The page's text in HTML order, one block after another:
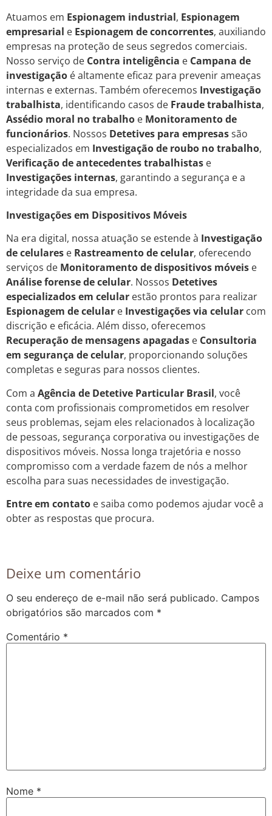
Atuamos em Espionagem industrial, Espionagem
empresarial e Espionagem de concorrentes, auxiliando
empresas na proteção de seus segredos comerciais.
Nosso serviço de Contra inteligência e Campana de
investigação é altamente eficaz para prevenir ameaças
internas e externas. Também oferecemos Investigação
trabalhista, identificando casos de Fraude trabalhista,
Assédio moral no trabalho e Monitoramento de
funcionários. Nossos Detetives para empresassão
especializados em Investigação de roubo no trabalho,
Verificação de antecedentes trabalhistas e
Investigações internas, garantindo a segurança e a
integridade da sua empresa.
Investigações em Dispositivos Móveis
Na era digital, nossa atuação se estende à Investigação
de celulares e Rastreamento de celular, oferecendo
serviços de Monitoramento de dispositivos móveis e
Análise forense de celular. Nossos Detetives
especializados em celular estão prontos para realizar
Espionagem de celular e Investigações via celular com
discrição e eficácia. Além disso, oferecemos
Recuperação de mensagens apagadas e Consultoria
em segurança de celular, proporcionando soluções
completas e seguras para nossos clientes.
Com a Agência de Detetive Particular Brasil, você
conta com profissionais comprometidos em resolver
seus problemas, sejam eles relacionados à localização
de pessoas, segurança corporativa ou investigações de
dispositivos móveis. Nossa longa trajetória e nosso
compromisso com a verdade fazem de nós a melhor
escolha para suas necessidades de investigação.
Entre em contato e saiba como podemos ajudar você a
obter as respostas que procura.
Deixe um comentário
O seu endereço de e-mail não será publicado. Campos
obrigatórios são marcados com *
Comentário *
Nome *